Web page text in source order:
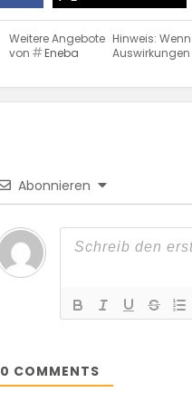
Weitere Angebote
von
Eneba
Hinweis:
Abonnieren
0 COMMENTS